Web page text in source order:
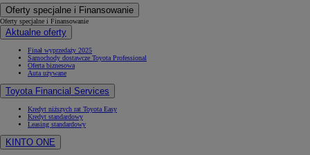
Oferty specjalne i Finansowanie
Oferty specjalne i Finansowanie
Aktualne oferty
Finał wyprzedaży 2025
Samochody dostawcze Toyota Professional
Oferta biznesowa
Auta używane
Toyota Financial Services
Kredyt niższych rat Toyota Easy
Kredyt standardowy
Leasing standardowy
KINTO ONE